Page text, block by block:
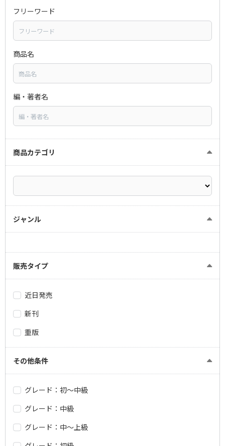
フリーワード
商品名
編・著者名
商品カテゴリ
ジャンル
販売タイプ
近日発売
新刊
重版
その他条件
グレード：初～中級
グレード：中級
グレード：中～上級